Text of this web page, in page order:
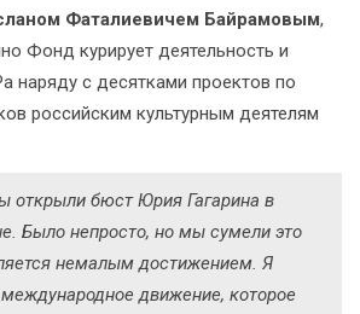
Фаталиевичем Байрамовым,
Фонд курирует деятельность и
наряду с десятками проектов по
российским культурным деятелям
открыли бюст Юрия Гагарина в
Было непросто, но мы сумели это
немалым достижением. Я
движение, которое